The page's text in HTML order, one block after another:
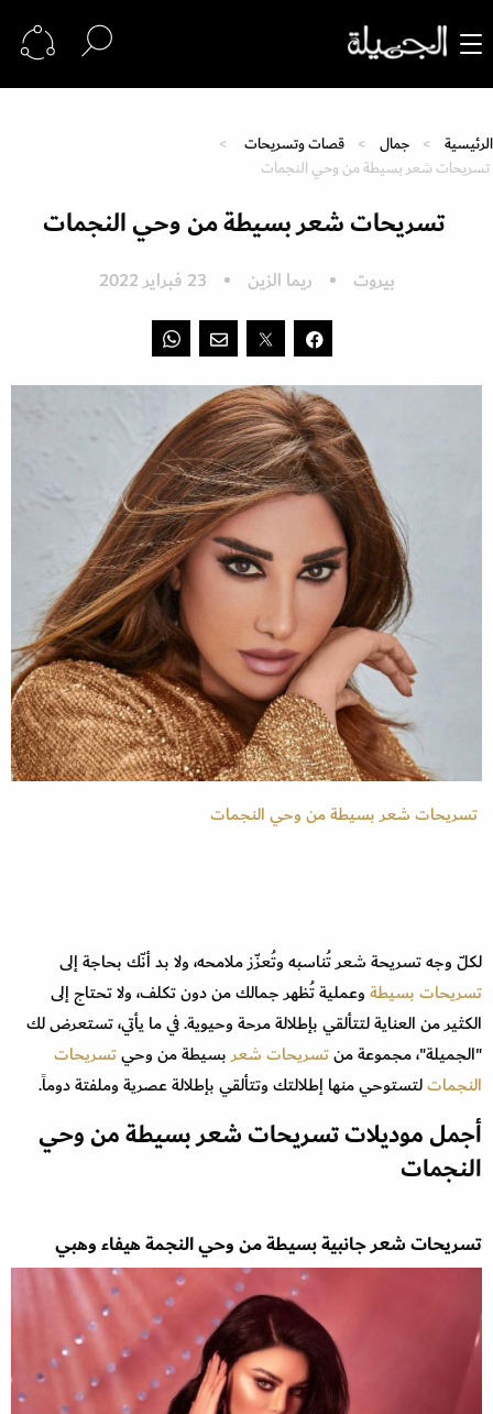
الرئيسية جمال
قصات وتسريحات
تسريحات شعر بسيطة من وحي النجمات
تسريحات شعر بسيطة من وحي النجمات
بيروت ريما الزين 23 فبراير 2022
تسريحات شعر بسيطة من وحي النجمات
لكلّ وجه تسريحة شعر تُناسبه وتُعزّز ملامحه، ولا بد أنّك بحاجة إلى
تسريحات بسيطةوعملية تُظهر جمالك من دون تكلف، ولا تحتاج إلى
الكثير من العناية لتتألقي بإطلالة مرحة وحيوية. في ما يأتي، تستعرض لك
"الجميلة"، مجموعة منتسريحات شعربسيطة من وحيتسريحات
النجماتلتستوحي منها إطلالتك وتتألقي بإطلالة عصرية وملفتة دوماً.
أجمل موديلات تسريحات شعر بسيطة من وحي
النجمات
تسريحات شعر جانبية بسيطة من وحي النجمة هيفاء وهبي